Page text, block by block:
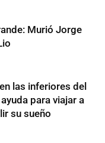
Murió Jorge
las inferiores del
para viajar a
su sueño